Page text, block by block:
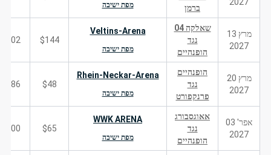
ברמן
מפת ישיבה
מרץ 13
2027
שאלקה 04
נגד
הופנהיים
Veltins-Arena
מפת ישיבה
$144
102
מרץ 20
2027
הופנהיים
נגד
פרנקפורט
Rhein-Neckar-Arena
מפת ישיבה
$48
186
אפר' 03
2027
אאוגסבורג
נגד
הופנהיים
WWK ARENA
מפת ישיבה
$65
200